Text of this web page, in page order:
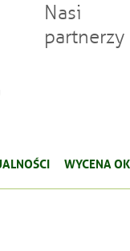
Nasi
partnerzy
WYCENA